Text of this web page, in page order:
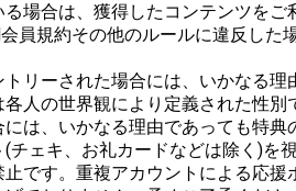
場合は、獲得したコンテンツをご
会員規約その他のルールに違反し
リーされた場合には、いかなる
人の世界観により定義された性別
は、いかなる理由であっても特典
チェキ、お礼カードなどは除く)を
止です。重複アカウントによる応